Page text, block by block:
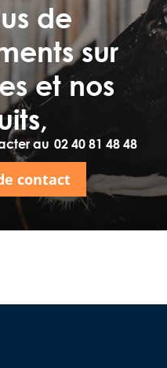
de
sur
et nos
au 02 40 81 48 48
contact